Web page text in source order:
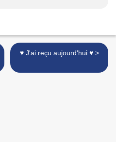
♥ J'ai reçu aujourd'hui ♥ >